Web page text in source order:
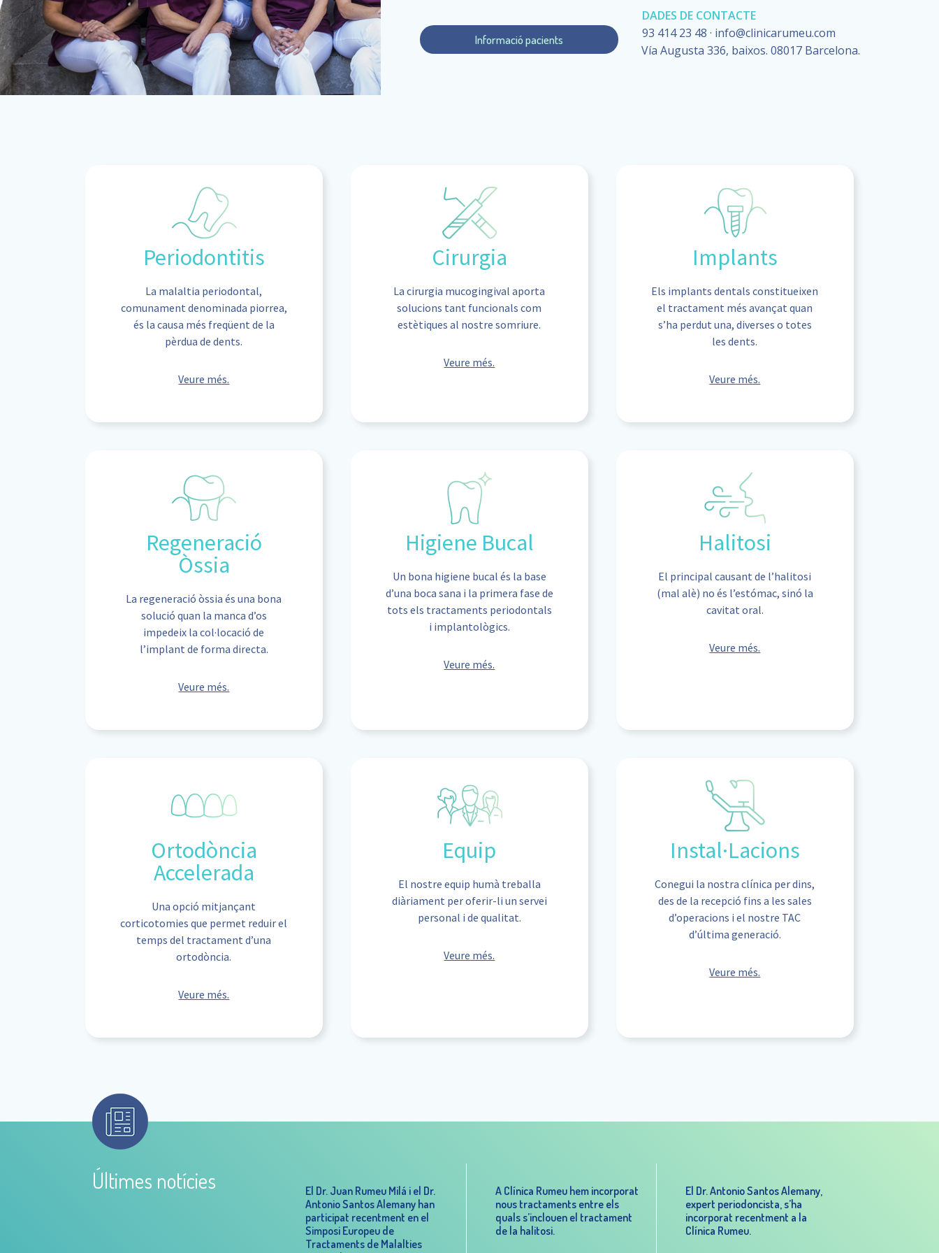
DADES DE CONTACTE
93 414 23 48 · info@clinicarumeu.com
Vía Augusta 336, baixos. 08017 Barcelona.
Informació pacients
Periodontitis
La malaltia periodontal,
comunament denominada piorrea,
és la causa més freqüent de la
pèrdua de dents.
Veure més.
Cirurgia
La cirurgia mucogingival aporta
solucions tant funcionals com
estètiques al nostre somriure.
Veure més.
Implants
Els implants dentals constitueixen
el tractament més avançat quan
s’ha perdut una, diverses o totes
les dents.
Veure més.
Regeneració
Òssia
La regeneració òssia és una bona
solució quan la manca d’os
impedeix la col·locació de
l’implant de forma directa.
Veure més.
Higiene Bucal
Un bona higiene bucal és la base
d’una boca sana i la primera fase de
tots els tractaments periodontals
i implantològics.
Veure més.
Halitosi
El principal causant de l’halitosi
(mal alè) no és l’estómac, sinó la
cavitat oral.
Veure més.
Ortodòncia
Accelerada
Una opció mitjançant
corticotomies que permet reduir el
temps del tractament d’una
ortodòncia.
Veure més.
Equip
El nostre equip humà treballa
diàriament per oferir-li un servei
personal i de qualitat.
Veure més.
Instal·Lacions
Conegui la nostra clínica per dins,
des de la recepció fins a les sales
d’operacions i el nostre TAC
d’última generació.
Veure més.
Últimes notícies
El Dr. Juan Rumeu Milá i el Dr.
Antonio Santos Alemany han
participat recentment en el
Simposi Europeu de
Tractaments de Malalties
A Clínica Rumeu hem incorporat
nous tractaments entre els
quals s’inclouen el tractament
de la halitosi.
El Dr. Antonio Santos Alemany,
expert periodoncista, s’ha
incorporat recentment a la
Clínica Rumeu.